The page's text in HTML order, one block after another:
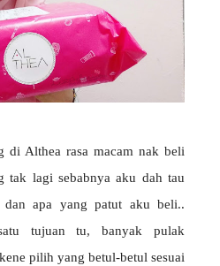
di Althea rasa macam nak beli
tak lagi sebabnya aku dah tau
apa yang patut aku beli..
tujuan tu, banyak pulak
pilih yang betul-betul sesuai